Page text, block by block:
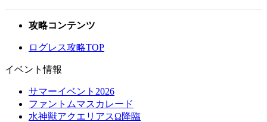
攻略コンテンツ
ログレス攻略TOP
イベント情報
サマーイベント2026
ファントムマスカレード
水神獣アクエリアスΩ降臨